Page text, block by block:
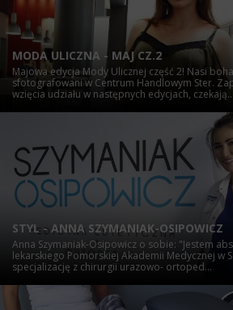
MODA ULICZNA - MAJ CZ.2
Majowa edycja Mody Ulicznej część 2! Nasi
sfotografowani w Centrum Handlowym Ster.
wzięcia udziału w następnych edycjach, czekają...
STYL - ANNA SZYMANIAK-OSIPOWICZ
Anna Szymaniak-Osipowicz o sobie: "Jestem
lekarskiego Pomorskiej Akademii Medycznej w
specjalizację z chirurgii urazowo- ortoped...